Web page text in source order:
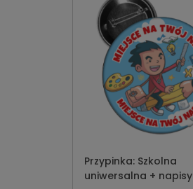
Przypinka: Szkolna
uniwersalna + napisy